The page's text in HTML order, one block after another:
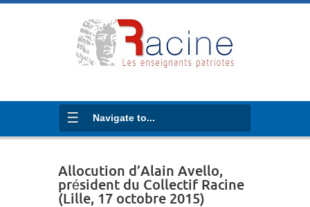
Navigate to...
Allocution d’Alain Avello,
président du Collectif Racine
(Lille, 17 octobre 2015)